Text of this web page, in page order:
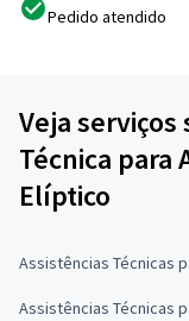
Pedido atendido
Veja serviços
Técnica para
Elíptico
Assistências Técnicas
Assistências Técnicas